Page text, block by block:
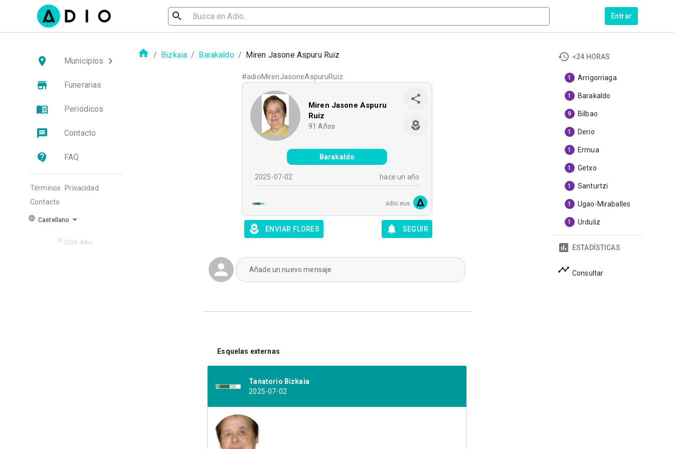
Entrar
Municipios
Funerarias
Periódicos
Contacto
FAQ
Términos
Privacidad
Contacto
Castellano
© 2026 Adio.
/ Bizkaia / Barakaldo / Miren Jasone Aspuru Ruiz
#adioMirenJasoneAspuruRuiz
Miren Jasone Aspuru
Ruiz
91 Años
Barakaldo
2025-07-02 hace un año
adio.eus
ENVIAR FLORES SEGUIR
Añade un nuevo mensaje
Esquelas externas
Tanatorio Bizkaia
2025-07-02
<24 HORAS
1 Arrigorriaga
1 Barakaldo
9 Bilbao
1 Derio
1 Ermua
1 Getxo
1 Santurtzi
1 Ugao-Miraballes
1 Urduliz
ESTADÍSTICAS
Consultar